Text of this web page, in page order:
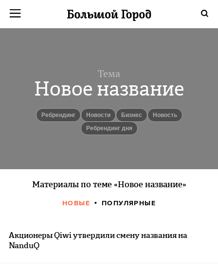
Тема
Новое название
Ребрендинг новости бизнес
Новость
Ребрендинг дня
Материалы по теме «Новое название»
НОВЫЕ ПОПУЛЯРНЫЕ
Акционеры Qiwi утвердили смену названия на
NanduQ